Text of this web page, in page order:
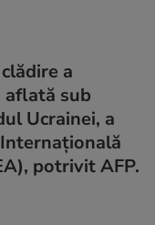
a
aflată sub
Ucrainei, a
potrivit AFP.